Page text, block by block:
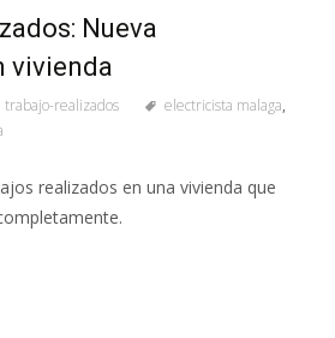
Nueva
vivienda
trabajo-realizados electricista malaga,
realizados en una vivienda que